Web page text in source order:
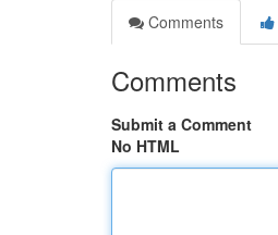
Comments
Comments
Submit a Comment
No HTML